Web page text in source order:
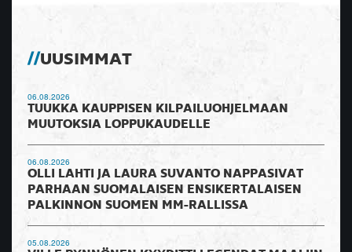
UUSIMMAT
06.08.2026
TUUKKA KAUPPISEN KILPAILUOHJELMAAN
MUUTOKSIA LOPPUKAUDELLE
06.08.2026
OLLI LAHTI JA LAURA SUVANTO NAPPASIVAT
PARHAAN SUOMALAISEN ENSIKERTALAISEN
PALKINNON SUOMEN MM-RALLISSA
05.08.2026